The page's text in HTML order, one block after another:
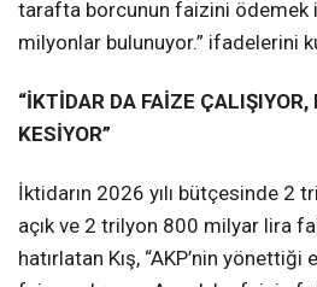
tarafta borcunun faizini ödemek
milyonlar bulunuyor.” ifadelerini
“İKTİDAR DA FAİZE
KESİYOR”
İktidarın 2026 yılı bütçesinde 2
açık ve 2 trilyon 800 milyar lira
hatırlatan Kış, “AKP’nin